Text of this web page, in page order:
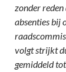
zonder
absenties bij
volgt strijkt
gemiddeld